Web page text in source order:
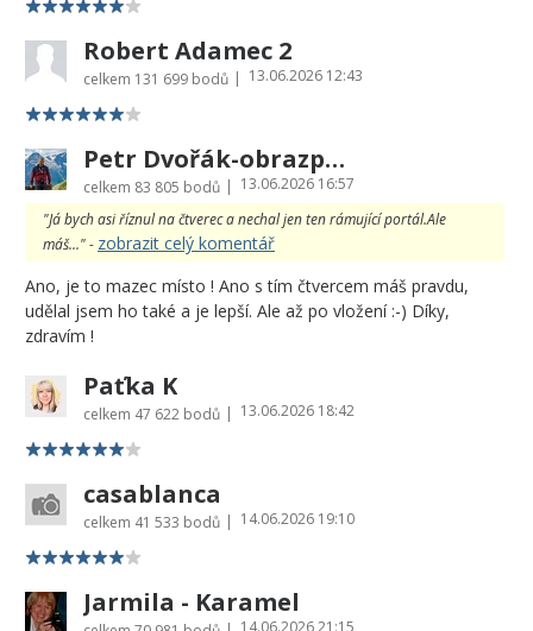
Robert Adamec 2
celkem 131 699 bodů | 13.06.2026 12:43
Petr Dvořák-obrazprovas.cz
celkem 83 805 bodů | 13.06.2026 16:57
"Já bych asi říznul na čtverec a nechal jen ten rámující portál.Ale
máš..." - zobrazit celý komentář
Ano, je to mazec místo ! Ano s tím čtvercem máš pravdu,
udělal jsem ho také a je lepší. Ale až po vložení :-) Díky,
zdravím !
Paťka K
celkem 47 622 bodů | 13.06.2026 18:42
casablanca
celkem 41 533 bodů | 14.06.2026 19:10
Jarmila - Karamel
14.06.2026 21:15